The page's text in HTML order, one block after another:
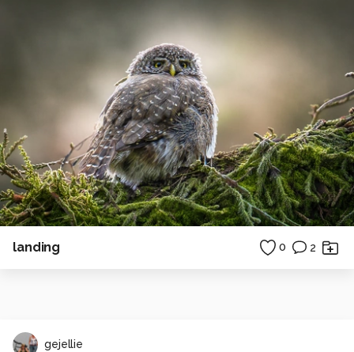
landing 0 2
gejellie